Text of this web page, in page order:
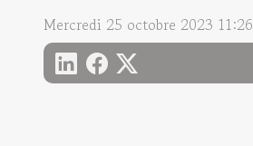
Mercredi 25 octobre 2023 11:26